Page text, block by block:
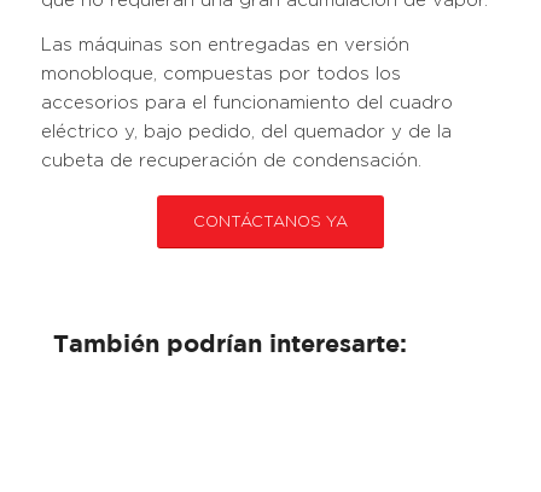
Las máquinas son entregadas en versión
monobloque, compuestas por todos los
accesorios para el funcionamiento del cuadro
eléctrico y, bajo pedido, del quemador y de la
cubeta de recuperación de condensación.
CONTÁCTANOS YA
También podrían interesarte: